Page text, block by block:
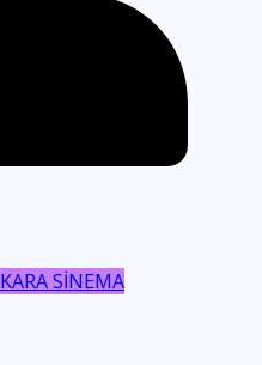
KARA SİNEMA